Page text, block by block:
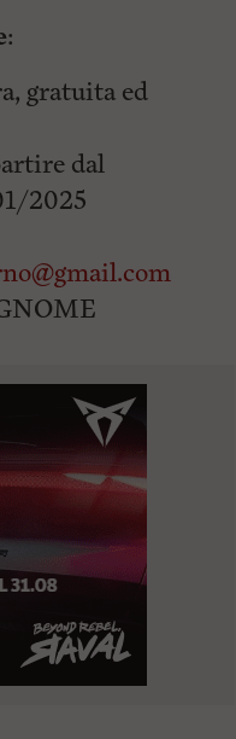
:
gratuita ed
dal
2025